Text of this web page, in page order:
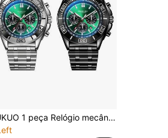
MUKUO 1 peça Relógio mecânico automático de luxo personalizado para homem com pulseira de aço, à prova de água, luminoso, multifunções, relógio de datação e desporto, presente de férias para homem